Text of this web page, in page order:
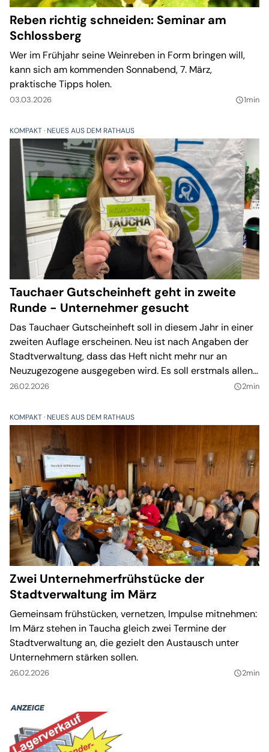
Reben richtig schneiden: Seminar am
Schlossberg
Wer im Frühjahr seine Weinreben in Form bringen will,
kann sich am kommenden Sonnabend, 7. März,
praktische Tipps holen.
03.03.2026 query_builder1min
KOMPAKT NEUES AUS DEM RATHAUS
Tauchaer Gutscheinheft geht in zweite
Runde - Unternehmer gesucht
Das Tauchaer Gutscheinheft soll in diesem Jahr in einer
zweiten Auflage erscheinen. Neu ist nach Angaben der
Stadtverwaltung, dass das Heft nicht mehr nur an
Neuzugezogene ausgegeben wird. Es soll erstmals allen
Einwohnern offenstehen.
26.02.2026 query_builder2min
KOMPAKT NEUES AUS DEM RATHAUS
Zwei Unternehmerfrühstücke der
Stadtverwaltung im März
Gemeinsam frühstücken, vernetzen, Impulse mitnehmen:
Im März stehen in Taucha gleich zwei Termine der
Stadtverwaltung an, die gezielt den Austausch unter
Unternehmern stärken sollen.
26.02.2026 query_builder2min